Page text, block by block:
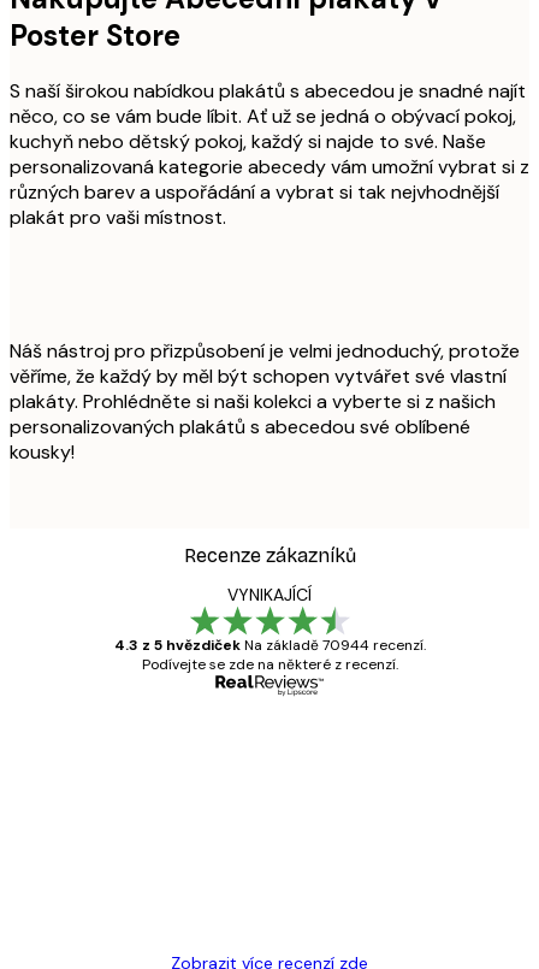
Poster Store
S naší širokou nabídkou plakátů s abecedou je snadné najít
něco, co se vám bude líbit. Ať už se jedná o obývací pokoj,
kuchyň nebo dětský pokoj, každý si najde to své. Naše
personalizovaná kategorie abecedy vám umožní vybrat si z
různých barev a uspořádání a vybrat si tak nejvhodnější
plakát pro vaši místnost.
Náš nástroj pro přizpůsobení je velmi jednoduchý, protože
věříme, že každý by měl být schopen vytvářet své vlastní
plakáty. Prohlédněte si naši kolekci a vyberte si z našich
personalizovaných plakátů s abecedou své oblíbené
kousky!
Recenze zákazníků
VYNIKAJÍCÍ
4.3 z 5 hvězdiček Na základě 70944 recenzí.
Podívejte se zde na některé z recenzí.
Zobrazit více recenzí zde